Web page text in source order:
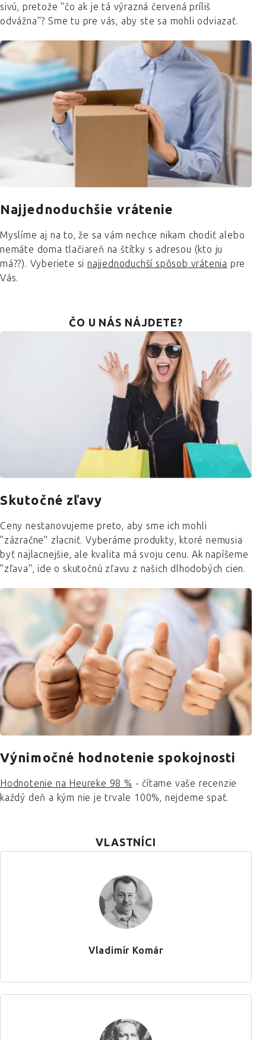
sivú, pretože "čo ak je tá výrazná červená príliš
odvážna"? Sme tu pre vás, aby ste sa mohli odviazať.
Najjednoduchšie vrátenie
Myslíme aj na to, že sa vám nechce nikam chodiť alebo
nemáte doma tlačiareň na štítky s adresou (kto ju
má??). Vyberiete sinajjednoduchší spôsob vrátenia pre
Vás.
ČO U NÁS NÁJDETE?
Skutočné zľavy
Ceny nestanovujeme preto, aby sme ich mohli
"zázračne" zlacniť. Vyberáme produkty, ktoré nemusia
byť najlacnejšie, ale kvalita má svoju cenu. Ak napíšeme
"zľava", ide o skutočnú zľavu z našich dlhodobých cien.
Výnimočné hodnotenie spokojnosti
Hodnotenie na Heureke 98 % - čítame vaše recenzie
každý deň a kým nie je trvale 100%, nejdeme spať.
VLASTNÍCI
Vladimír Komár